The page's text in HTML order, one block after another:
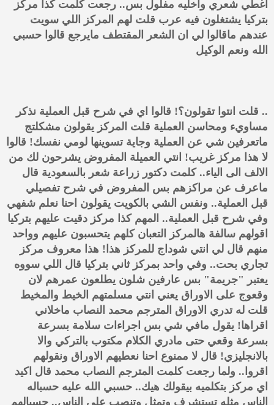
اغطي شعري واخليه مفلول بس.. رجعت كلمت كذا مركز
بتركيا يشتغلون فيه عرب قلت لهم المركز اللي سويت
عندهم ماقالوا لي ان الشعر المقتطف مايرجع قالوا حسبي
الله ونعم الوكيل
.. قلت انتوا تقولون؟! قالوا اي في شرح قبل العملية نذكر
مساويء ومحاسن العملية قلت المركز يقولون مشكلتج
ماتعرفين شي عن العملية وجاية تسوينها لومي نفسك! قالوا
لا هذا مركز غريب! انتي العميلة المفروض يشرحون لك من
الالف الى الياء.. كلمت دكتور زراعة شعر بالسعودية قال
ماعرف عن مراكزهم بس المفروض في شرح تفصيلي
قبل العملية.. ونفس الشي بالكويت يقولون احنا نعلم شفهي
وفي شرح قبل العملية.. المهم كذا مركز دقيت عليهم بتركيا
اقولهم سالفة هالمركز التعبان كلهم يتحسبون عليهم وواحد
منهم قال لي انتي شوداج للمركز هذا! هذا معروف مركز
تجاري بحت.. وفي واحد بمركز ثاني بتركيا قال اللي سووه
يعتبر "جريمة" بس عارفين شلون يطلعون عمرهم لان
وقعوج على الاوراق يعني انتي مسلمتهم الخيط والمخيط
قلت له تدري الاوراق المترجم محمد النصاب ماخلاني
اقراها! يقول مافي شي بس اجراءات سلامة بسرعة
بسرعة وقعي حتى مادري الكلام مكتوب بالتركي والا
بالانجليزي! قال لا ممنوع احنا نعطيهم الاوراق ونقولهم
اقروا.. ولما رجعت كلمت المترجم النصاب محمد قال اكيد
اي مركز بتكلميه بيقولك هيك.. حسبي الله عليه حسباله
الناس مثله تستشرف وتمثل وتنصب على الناس.. حسبالهم